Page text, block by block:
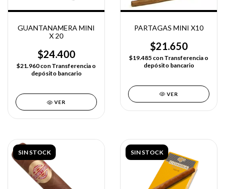
GUANTANAMERA MINI
X 20
$24.400
$21.960con Transferencia o
depósito bancario
VER
PARTAGAS MINI X10
$21.650
$19.485 con Transferencia o
depósito bancario
VER
SIN STOCK SIN STOCK